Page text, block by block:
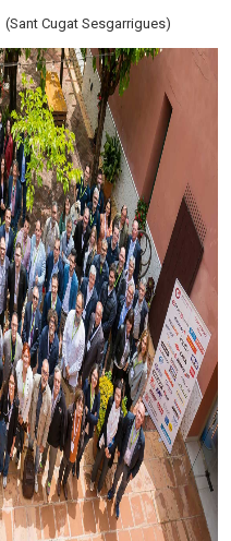
(Sant Cugat Sesgarrigues)